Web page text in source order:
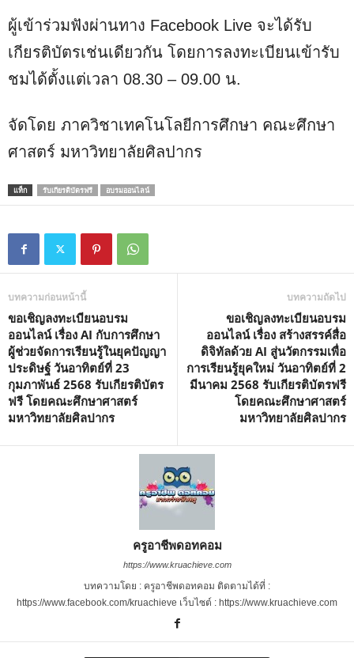
ผู้เข้าร่วมฟังผ่านทาง Facebook Live จะได้รับ
เกียรติบัตรเช่นเดียวกัน โดยการลงทะเบียนเข้ารับ
ชมได้ตั้งแต่เวลา 08.30 – 09.00 น.
จัดโดย ภาควิชาเทคโนโลยีการศึกษา คณะศึกษา
ศาสตร์ มหาวิทยาลัยศิลปากร
แท็ก รับเกียรติบัตรฟรี อบรมออนไลน์
บทความก่อนหน้านี้
ขอเชิญลงทะเบียนอบรม
ออนไลน์ เรื่อง AI กับการศึกษา
ผู้ช่วยจัดการเรียนรู้ในยุคปัญญา
ประดิษฐ์ วันอาทิตย์ที่ 23
กุมภาพันธ์ 2568 รับเกียรติบัตร
ฟรี โดยคณะศึกษาศาสตร์
มหาวิทยาลัยศิลปากร
บทความถัดไป
ขอเชิญลงทะเบียนอบรม
ออนไลน์ เรื่อง สร้างสรรค์สื่อ
ดิจิทัลด้วย AI สู่นวัตกรรมเพื่อ
การเรียนรู้ยุคใหม่ วันอาทิตย์ที่ 2
มีนาคม 2568 รับเกียรติบัตรฟรี
โดยคณะศึกษาศาสตร์
มหาวิทยาลัยศิลปากร
ครูอาชีพดอทคอม
https://www.kruachieve.com
บทความโดย : ครูอาชีพดอทคอม ติดตามได้ที่ :
https://www.facebook.com/kruachieve เว็บไซต์ : https://www.kruachieve.com